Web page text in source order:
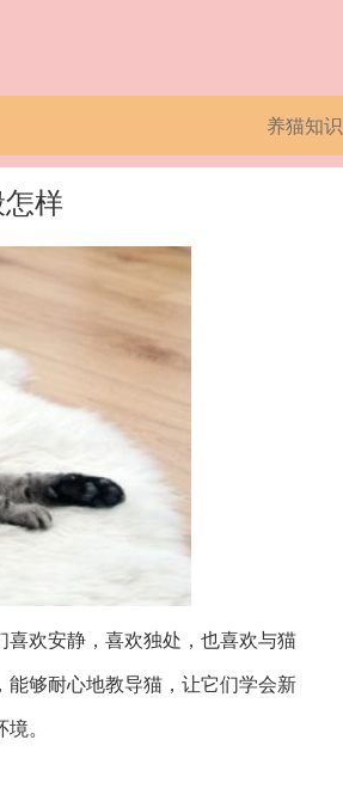
养猫知识
样
欢安静，喜欢独处，也喜欢与猫
够耐心地教导猫，让它们学会新
。